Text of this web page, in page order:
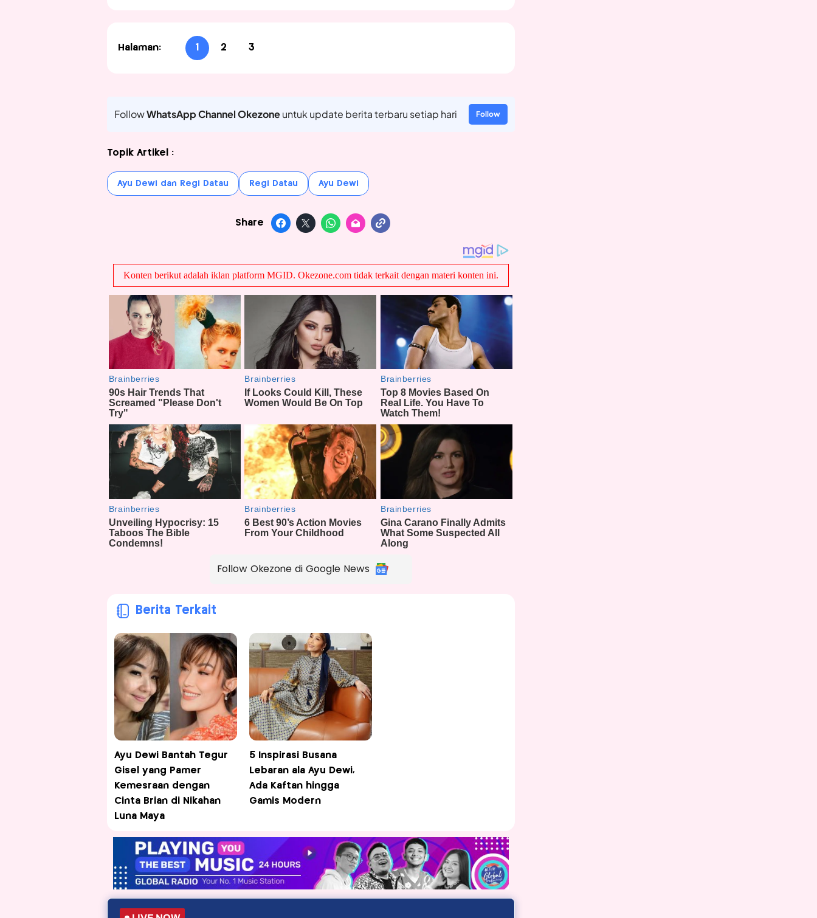
Halaman: 1 2 3
FollowWhatsApp Channel Okezoneuntuk update berita terbaru setiap hari Follow
Topik Artikel :
Ayu Dewi dan Regi Datau Regi Datau Ayu Dewi
Share
Follow Okezone di Google News
Berita Terkait
Ayu Dewi Bantah Tegur
Gisel yang Pamer
Kemesraan dengan
Cinta Brian di Nikahan
Luna Maya
5 Inspirasi Busana
Lebaran ala Ayu Dewi,
Ada Kaftan hingga
Gamis Modern